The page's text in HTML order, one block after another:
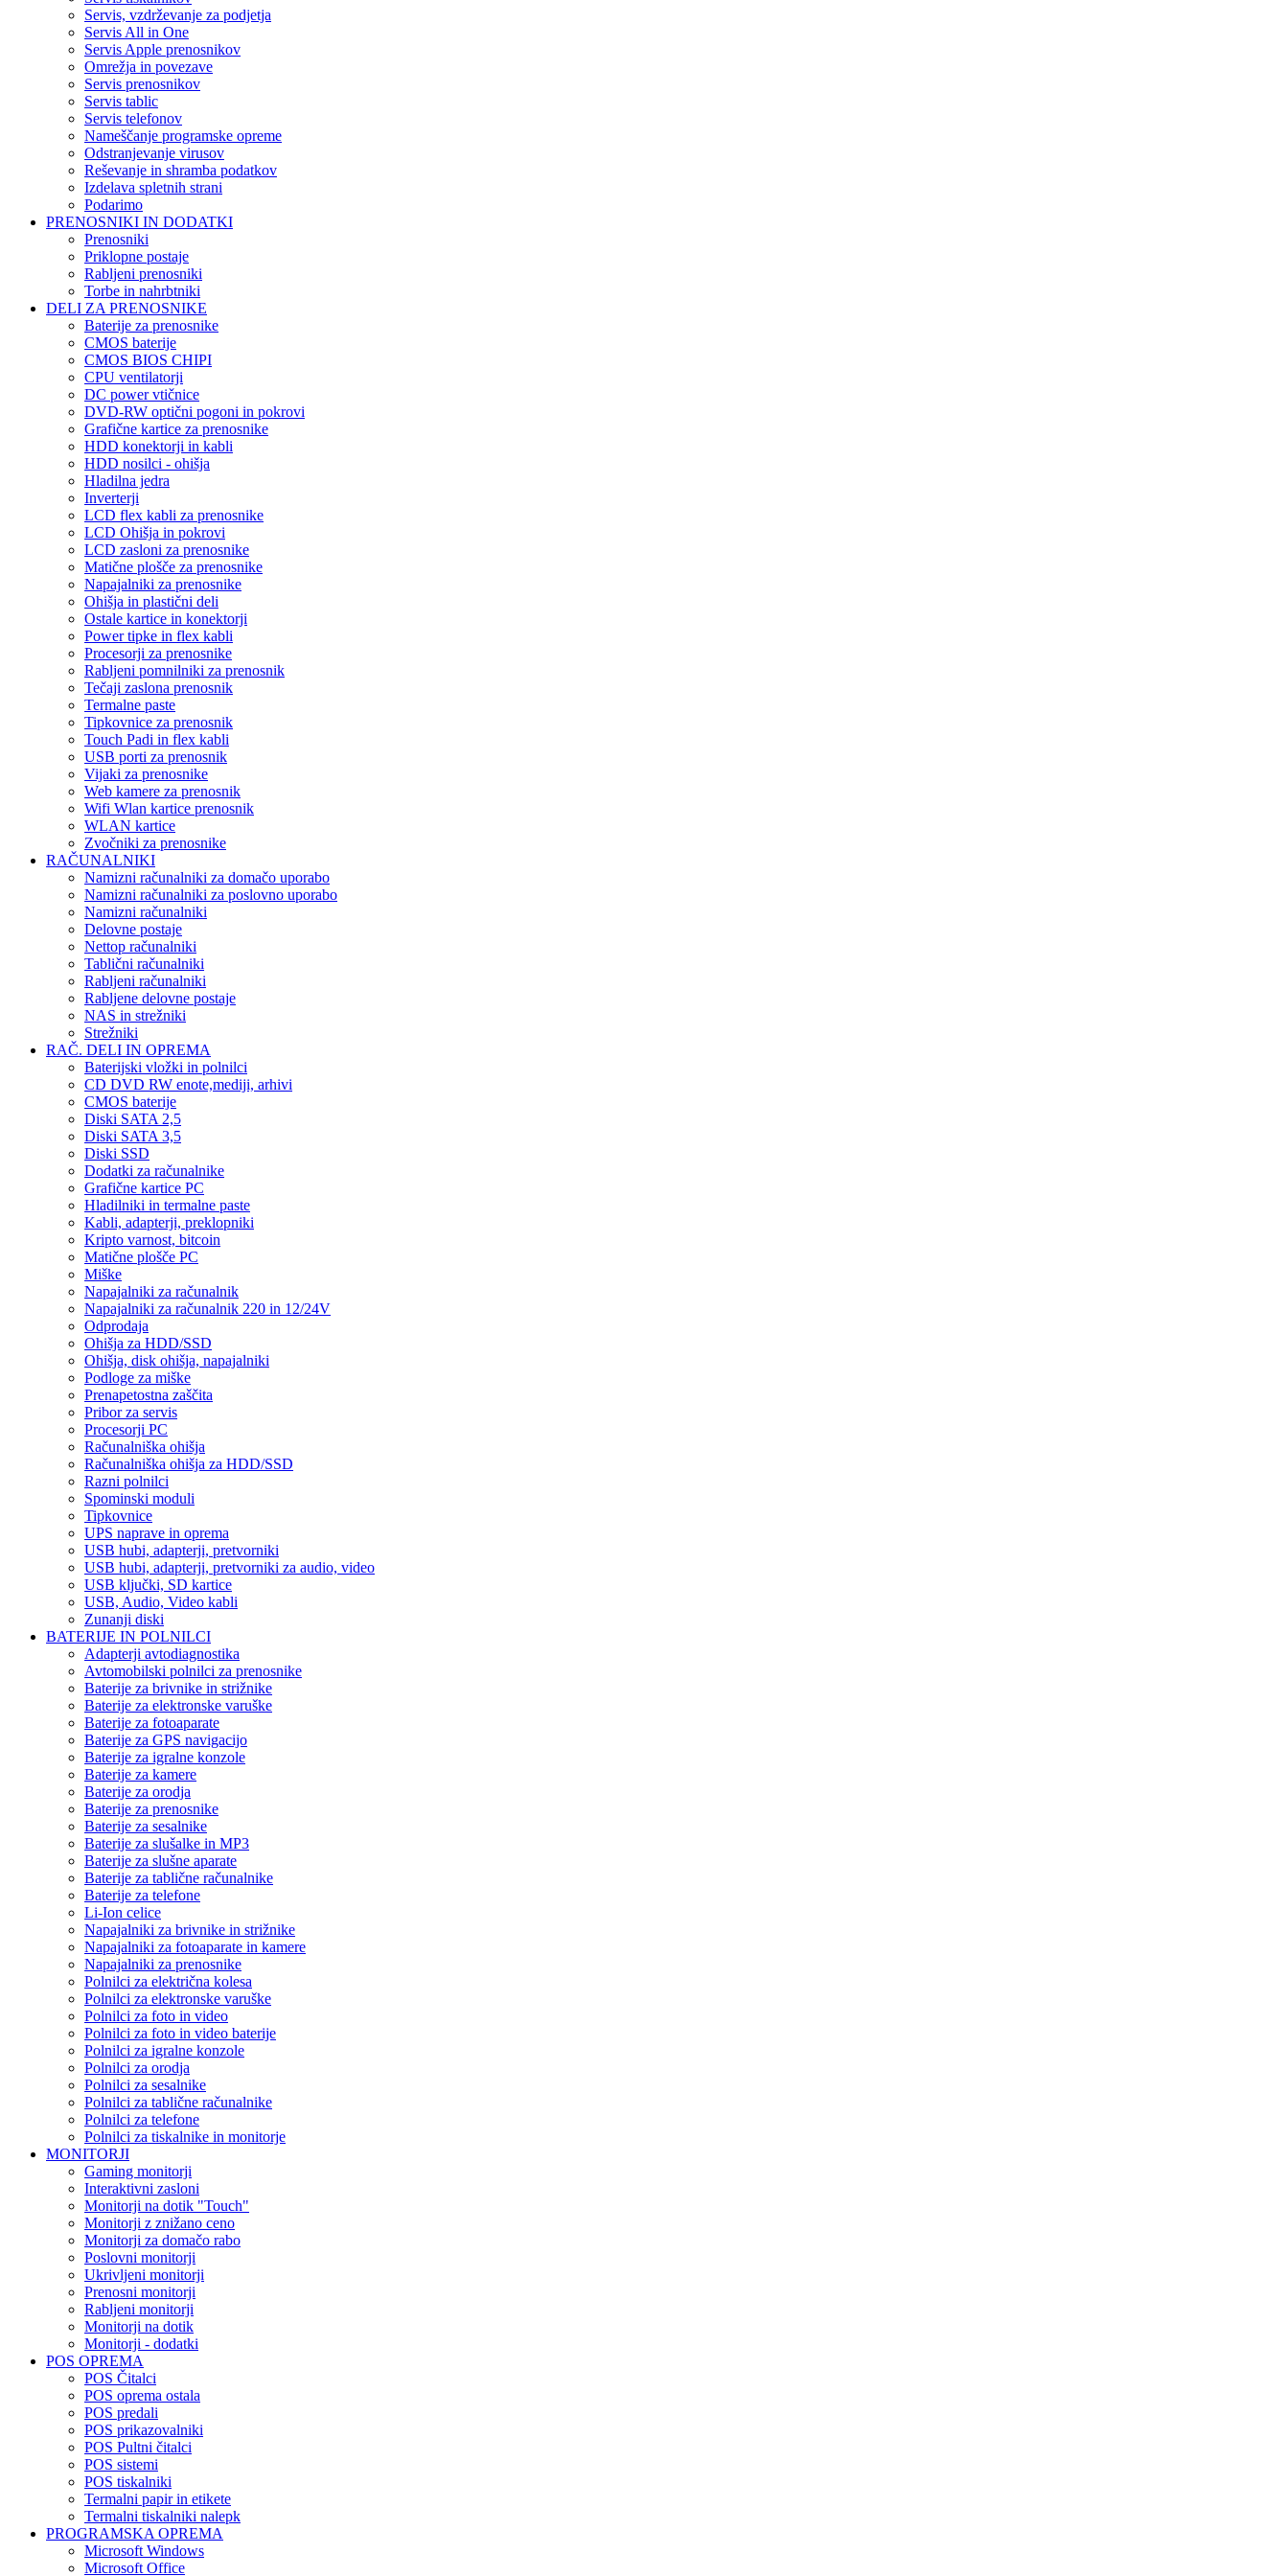
Servis, vzdrževanje za podjetja
Servis All in One
Servis Apple prenosnikov
Omrežja in povezave
Servis prenosnikov
Servis tablic
Servis telefonov
Nameščanje programske opreme
Odstranjevanje virusov
Reševanje in shramba podatkov
Izdelava spletnih strani
Podarimo
PRENOSNIKI IN DODATKI
Prenosniki
Priklopne postaje
Rabljeni prenosniki
Torbe in nahrbtniki
DELI ZA PRENOSNIKE
Baterije za prenosnike
CMOS baterije
CMOS BIOS CHIPI
CPU ventilatorji
DC power vtičnice
DVD-RW optični pogoni in pokrovi
Grafične kartice za prenosnike
HDD konektorji in kabli
HDD nosilci - ohišja
Hladilna jedra
Inverterji
LCD flex kabli za prenosnike
LCD Ohišja in pokrovi
LCD zasloni za prenosnike
Matične plošče za prenosnike
Napajalniki za prenosnike
Ohišja in plastični deli
Ostale kartice in konektorji
Power tipke in flex kabli
Procesorji za prenosnike
Rabljeni pomnilniki za prenosnik
Tečaji zaslona prenosnik
Termalne paste
Tipkovnice za prenosnik
Touch Padi in flex kabli
USB porti za prenosnik
Vijaki za prenosnike
Web kamere za prenosnik
Wifi Wlan kartice prenosnik
WLAN kartice
Zvočniki za prenosnike
RAČUNALNIKI
Namizni računalniki za domačo uporabo
Namizni računalniki za poslovno uporabo
Namizni računalniki
Delovne postaje
Nettop računalniki
Tablični računalniki
Rabljeni računalniki
Rabljene delovne postaje
NAS in strežniki
Strežniki
RAČ. DELI IN OPREMA
Baterijski vložki in polnilci
CD DVD RW enote,mediji, arhivi
CMOS baterije
Diski SATA 2,5
Diski SATA 3,5
Diski SSD
Dodatki za računalnike
Grafične kartice PC
Hladilniki in termalne paste
Kabli, adapterji, preklopniki
Kripto varnost, bitcoin
Matične plošče PC
Miške
Napajalniki za računalnik
Napajalniki za računalnik 220 in 12/24V
Odprodaja
Ohišja za HDD/SSD
Ohišja, disk ohišja, napajalniki
Podloge za miške
Prenapetostna zaščita
Pribor za servis
Procesorji PC
Računalniška ohišja
Računalniška ohišja za HDD/SSD
Razni polnilci
Spominski moduli
Tipkovnice
UPS naprave in oprema
USB hubi, adapterji, pretvorniki
USB hubi, adapterji, pretvorniki za audio, video
USB ključki, SD kartice
USB, Audio, Video kabli
Zunanji diski
BATERIJE IN POLNILCI
Adapterji avtodiagnostika
Avtomobilski polnilci za prenosnike
Baterije za brivnike in strižnike
Baterije za elektronske varuške
Baterije za fotoaparate
Baterije za GPS navigacijo
Baterije za igralne konzole
Baterije za kamere
Baterije za orodja
Baterije za prenosnike
Baterije za sesalnike
Baterije za slušalke in MP3
Baterije za slušne aparate
Baterije za tablične računalnike
Baterije za telefone
Li-Ion celice
Napajalniki za brivnike in strižnike
Napajalniki za fotoaparate in kamere
Napajalniki za prenosnike
Polnilci za električna kolesa
Polnilci za elektronske varuške
Polnilci za foto in video
Polnilci za foto in video baterije
Polnilci za igralne konzole
Polnilci za orodja
Polnilci za sesalnike
Polnilci za tablične računalnike
Polnilci za telefone
Polnilci za tiskalnike in monitorje
MONITORJI
Gaming monitorji
Interaktivni zasloni
Monitorji na dotik "Touch"
Monitorji z znižano ceno
Monitorji za domačo rabo
Poslovni monitorji
Ukrivljeni monitorji
Prenosni monitorji
Rabljeni monitorji
Monitorji na dotik
Monitorji - dodatki
POS OPREMA
POS Čitalci
POS oprema ostala
POS predali
POS prikazovalniki
POS Pultni čitalci
POS sistemi
POS tiskalniki
Termalni papir in etikete
Termalni tiskalniki nalepk
PROGRAMSKA OPREMA
Microsoft Windows
Microsoft Office